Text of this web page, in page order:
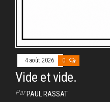
4 août 2026 0
Vide et vide.
ParPAUL RASSAT